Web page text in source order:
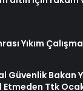
Yıkım
Güvenlik Bakan
Ttk